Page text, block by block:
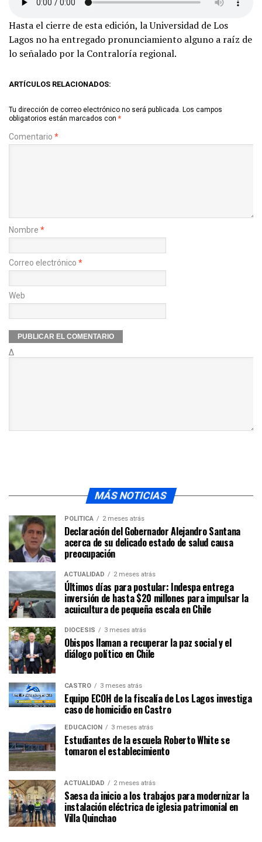
Hasta el cierre de esta edición, la Universidad de Los
Lagos no ha entregado pronunciamiento alguno a raíz de
lo señalado por la Contraloría regional.
ARTÍCULOS RELACIONADOS:
Tu dirección de correo electrónico no será publicada. Los campos
obligatorios están marcados con *
Comentario *
Nombre *
Correo electrónico *
Web
Δ
MÁS NOTICIAS
POLÍTICA 2 meses atrás
Declaración del Gobernador Alejandro Santana
acerca de su delicado estado de salud causa
preocupación
ACTUALIDAD 2 meses atrás
Últimos días para postular: Indespa entrega
inversión de hasta $20 millones para impulsar la
acuicultura de pequeña escala en Chile
DIÓCESIS 3 meses atrás
Obispos llaman a recuperar la paz social y el
diálogo político en Chile
CASTRO 3 meses atrás
Equipo ECOH de la fiscalía de Los Lagos investiga
caso de homicidio en Castro
EDUCACIÓN 3 meses atrás
Estudiantes de la escuela Roberto White se
tomaron el establecimiento
ACTUALIDAD 2 meses atrás
Saesa da inicio a los trabajos para modernizar la
instalación eléctrica de iglesia patrimonial en
Villa Quinchao